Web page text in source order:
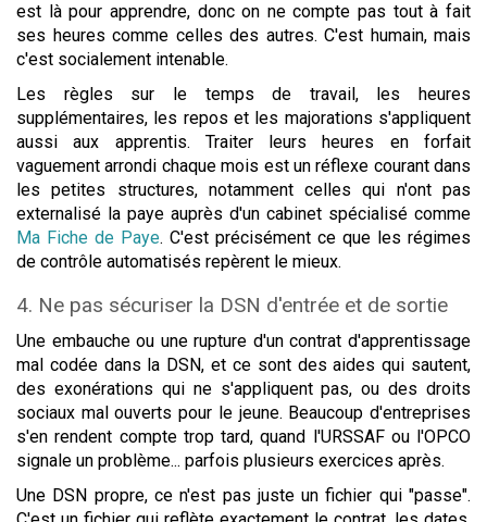
est là pour apprendre, donc on ne compte pas tout à fait
ses heures comme celles des autres. C'est humain, mais
c'est socialement intenable.
Les règles sur le temps de travail, les heures
supplémentaires, les repos et les majorations s'appliquent
aussi aux apprentis. Traiter leurs heures en forfait
vaguement arrondi chaque mois est un réflexe courant dans
les petites structures, notamment celles qui n'ont pas
externalisé la paye auprès d'un cabinet spécialisé comme
Ma Fiche de Paye. C'est précisément ce que les régimes
de contrôle automatisés repèrent le mieux.
4. Ne pas sécuriser la DSN d'entrée et de sortie
Une embauche ou une rupture d'un contrat d'apprentissage
mal codée dans la DSN, et ce sont des aides qui sautent,
des exonérations qui ne s'appliquent pas, ou des droits
sociaux mal ouverts pour le jeune. Beaucoup d'entreprises
s'en rendent compte trop tard, quand l'URSSAF ou l'OPCO
signale un problème... parfois plusieurs exercices après.
Une DSN propre, ce n'est pas juste un fichier qui "passe".